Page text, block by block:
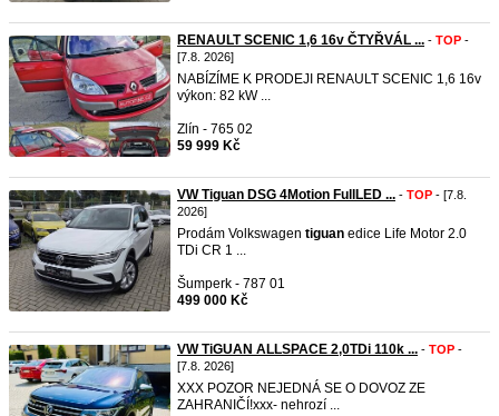
RENAULT SCENIC 1,6 16v ČTYŘVÁL ... - TOP -
[7.8. 2026]
NABÍZÍME K PRODEJI RENAULT SCENIC 1,6 16v
výkon: 82 kW ...
Zlín - 765 02
59 999 Kč
VW Tiguan DSG 4Motion FullLED ... - TOP - [7.8.
2026]
Prodám Volkswagen tiguan edice Life Motor 2.0
TDi CR 1 ...
Šumperk - 787 01
499 000 Kč
VW TiGUAN ALLSPACE 2,0TDi 110k ... - TOP -
[7.8. 2026]
XXX POZOR NEJEDNÁ SE O DOVOZ ZE
ZAHRANIČÍ!xxx- nehrozí ...